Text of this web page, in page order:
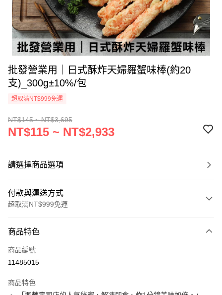
批發營業用｜日式酥炸天婦羅蟹味棒(約20
支)_300g±10%/包
超取滿NT$999免運
NT$145 ~ NT$3,695
NT$115 ~ NT$2,933
請選擇商品選項
付款與運送方式
超取滿NT$999免運
信用卡一次付款
信用卡分期付款
合作金庫商業銀行
6 期 0 利率 每期
商品特色
商品編號
11485015
商品特色